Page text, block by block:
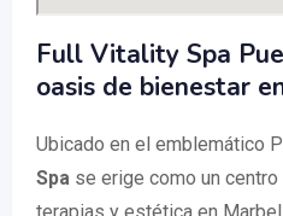
Full Vitality Spa
oasis de bienestar
Ubicado en el emblemático
Spa se erige como un